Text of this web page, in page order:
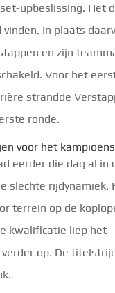
upbeslissing. Het
vinden. In plaats
en zijn
Voor het
strandde
ronde.
voor het
eerder die dag al in
slechte rijdynamiek.
terrein op de
kwalificatie liep het
op. De